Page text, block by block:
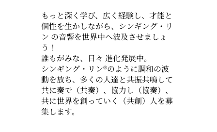
もっと深く学び、広く経験し、才能と
個性を生かしながら、シンギング・リ
ン の音響を世界中へ波及させましょ
う！
誰もがみな、日々 進化発展中。
シンギング・リン®️のように調和の波
動を放ち、多くの人達と共振共鳴して
共に奏で（共奏）、協力し（協奏）、
共に世界を創っていく（共創）人を募
集します。